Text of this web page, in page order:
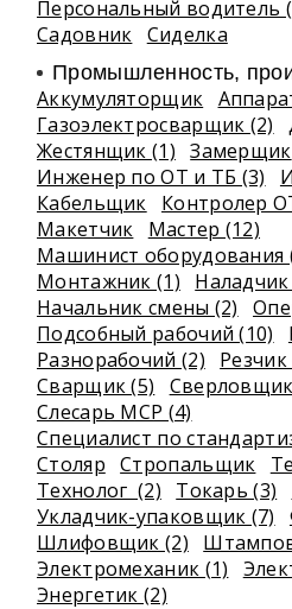
Персональный водитель
Садовник Сиделка
Промышленность,
Аккумуляторщик
Газоэлектросварщик (2)
Жестянщик (1)
Замерщик
Инженер по ОТ и ТБ (3)
Кабельщик
Контролер
Макетчик
Мастер (12)
Машинист оборудования
Монтажник (1)
Наладчик
Начальник смены (2)
Подсобный рабочий (10)
Разнорабочий (2)
Резчик
Сварщик (5)
Сверловщик
Слесарь МСР (4)
Специалист по
Столяр Стропальщик
Технолог (2)
Токарь (3)
Укладчик-упаковщик (7)
Шлифовщик (2)
Электромеханик (1)
Энергетик (2)